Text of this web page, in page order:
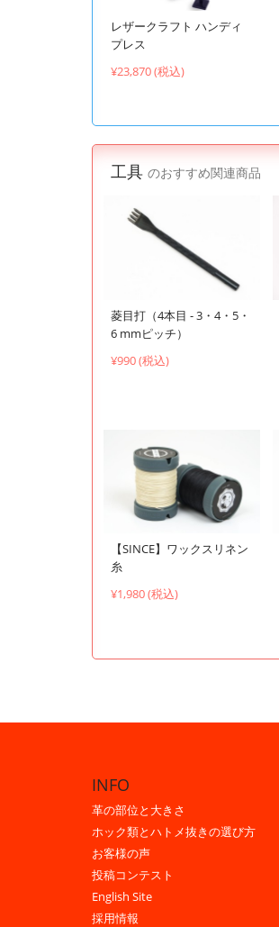
レザークラフト ハンディ
プレス
¥23,870 (税込)
工具 のおすすめ関連商品
菱目打（4本目 - 3・4・5・
6 mmピッチ）
¥990 (税込)
【SINCE】ワックスリネン
糸
¥1,980 (税込)
INFO
革の部位と大きさ
ホック類とハトメ抜きの選び方
お客様の声
投稿コンテスト
English Site
採用情報